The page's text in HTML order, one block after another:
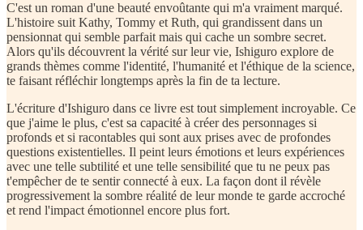
C'est un roman d'une beauté envoûtante qui m'a vraiment marqué.
L'histoire suit Kathy, Tommy et Ruth, qui grandissent dans un
pensionnat qui semble parfait mais qui cache un sombre secret.
Alors qu'ils découvrent la vérité sur leur vie, Ishiguro explore de
grands thèmes comme l'identité, l'humanité et l'éthique de la science,
te faisant réfléchir longtemps après la fin de ta lecture.
L'écriture d'Ishiguro dans ce livre est tout simplement incroyable. Ce
que j'aime le plus, c'est sa capacité à créer des personnages si
profonds et si racontables qui sont aux prises avec de profondes
questions existentielles. Il peint leurs émotions et leurs expériences
avec une telle subtilité et une telle sensibilité que tu ne peux pas
t'empêcher de te sentir connecté à eux. La façon dont il révèle
progressivement la sombre réalité de leur monde te garde accroché
et rend l'impact émotionnel encore plus fort.